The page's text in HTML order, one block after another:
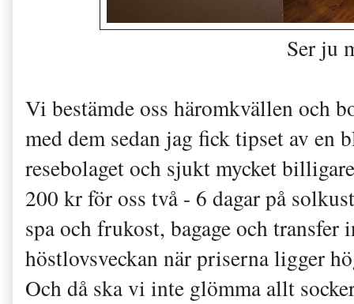
Ser ju
Vi bestämde oss häromkvällen och
med dem sedan jag fick tipset av en
resebolaget och sjukt mycket
200 kr för oss två - 6 dagar på
spa och frukost, bagage och
höstlovsveckan när priserna ligger
Och då ska vi inte glömma allt